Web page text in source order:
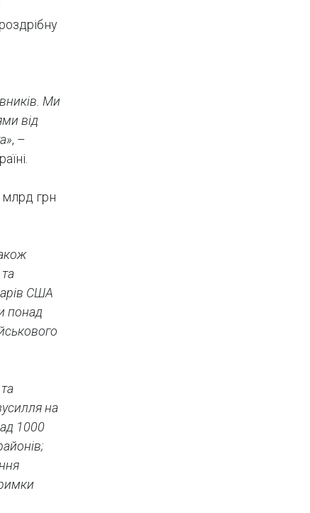
Ми
від
, –
млрд грн
США
понад
на
1000